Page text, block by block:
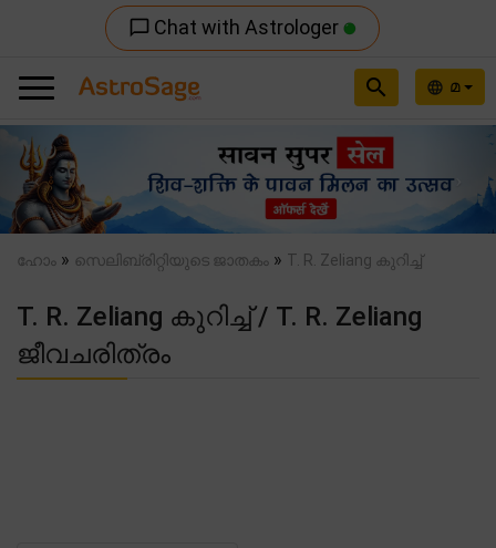
chat_bubble_outline Chat with Astrologer
language മ
search
Previous
ഹോം » സെലിബ്രിറ്റിയുടെ ജാതകം » T. R. Zeliang കുറിച്ച്
T. R. Zeliang കുറിച്ച് / T. R. Zeliang
ജീവചരിത്രം